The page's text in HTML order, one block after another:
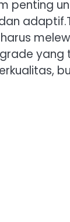
penting
yang